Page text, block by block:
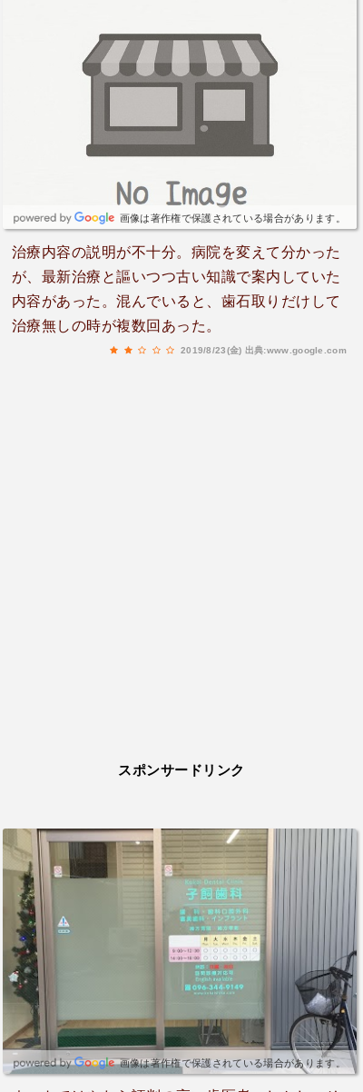
画像は著作権で保護されている場合があります。
治療内容の説明が不十分。病院を変えて分かった
が、最新治療と謳いつつ古い知識で案内していた
内容があった。混んでいると、歯石取りだけして
治療無しの時が複数回あった。
2019/8/23(金) 出典:www.google.com
スポンサードリンク
画像は著作権で保護されている場合があります。